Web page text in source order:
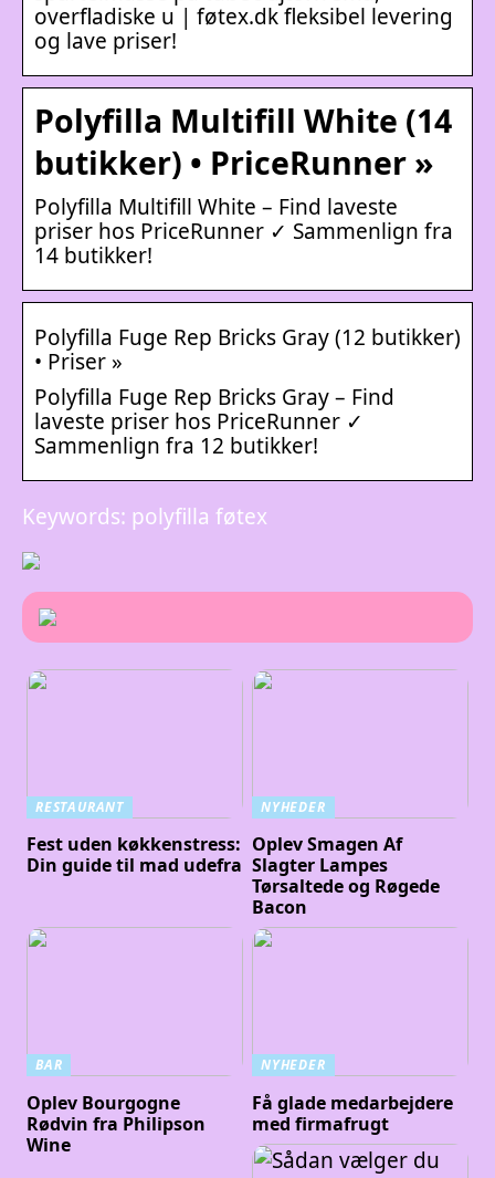
overfladiske u | føtex.dk fleksibel levering
og lave priser!
Polyfilla Multifill White (14
butikker) • PriceRunner »
Polyfilla Multifill White – Find laveste
priser hos PriceRunner ✓ Sammenlign fra
14 butikker!
Polyfilla Fuge Rep Bricks Gray (12 butikker)
• Priser »
Polyfilla Fuge Rep Bricks Gray – Find
laveste priser hos PriceRunner ✓
Sammenlign fra 12 butikker!
Keywords: polyfilla føtex
RESTAURANT
Fest uden køkkenstress:
Din guide til mad udefra
NYHEDER
Oplev Smagen Af
Slagter Lampes
Tørsaltede og Røgede
Bacon
BAR
Oplev Bourgogne
Rødvin fra Philipson
Wine
NYHEDER
Få glade medarbejdere
med firmafrugt